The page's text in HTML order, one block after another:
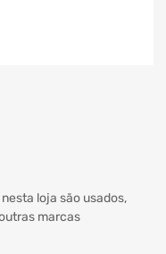
loja são usados,
marcas